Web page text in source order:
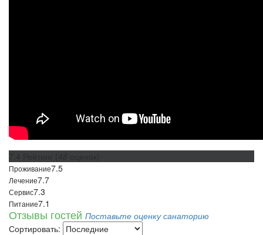
Проживание7.5
Лечение7.7
Сервис7.3
Питание7.1
Отзывы гостей Поставьте оценку санаторию
Сортировать: